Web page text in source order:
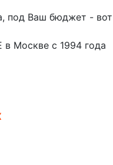
под Ваш бюджет - вот
в Москве с 1994 года